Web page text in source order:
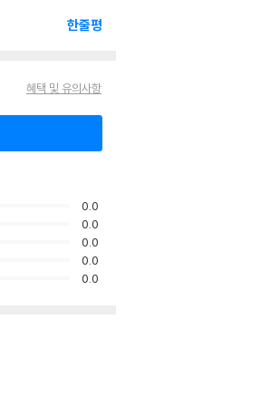
한줄평
혜택 및 유의사항
0.0
0.0
0.0
0.0
0.0